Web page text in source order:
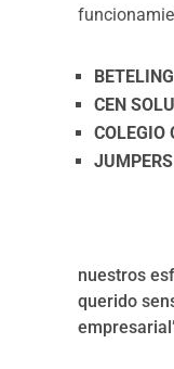
CEN
COLEGIO
nuestros
querido